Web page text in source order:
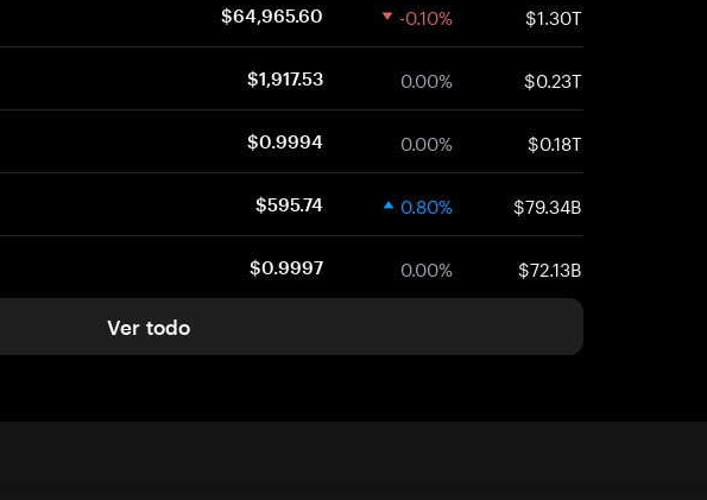
$64,965.60 -0.10% $1.30T
$1,917.53 0.00% $0.23T
$0.9994 0.00% $0.18T
$595.74 0.80% $79.34B
$0.9997 0.00% $72.13B
Ver todo